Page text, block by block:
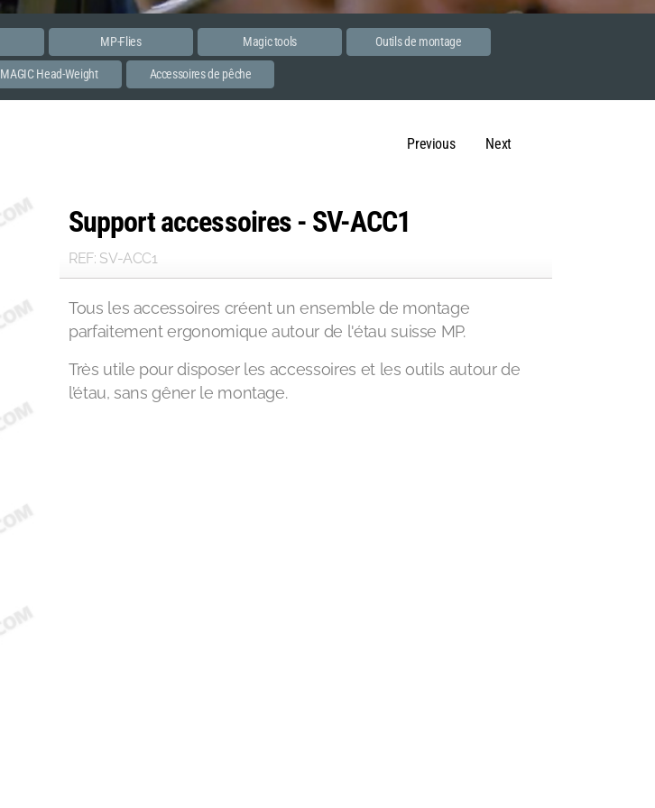
MP-Flies Magic tools Outils de montage
MAGIC Head-Weight Accessoires de pêche
Previous Next
Support accessoires - SV-ACC1
REF: SV-ACC1
Tous les accessoires créent un ensemble de montage
parfaitement ergonomique autour de l'étau suisse MP.
Très utile pour disposer les accessoires et les outils autour de
l’étau, sans gêner le montage.